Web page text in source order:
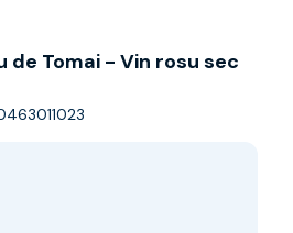
de Tomai - Vin rosu sec